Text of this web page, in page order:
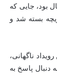
بود، جایی که
بسته شد و
ناگهانی،
دنبال پاسخ به